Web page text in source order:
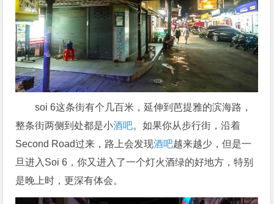
soi 6这条街有个几百米，延伸到芭提雅的滨海路，
整条街两侧到处都是小酒吧。如果你从步行街，沿着
Second Road过来，路上会发现酒吧越来越少，但是一
旦进入Soi 6，你又进入了一个灯火酒绿的好地方，特别
是晚上时，更深有体会。